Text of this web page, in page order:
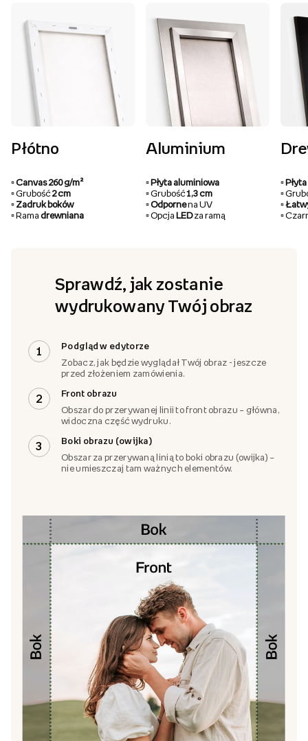
Płótno
▫️ Canvas 260 g/m²
▫️ Grubość 2 cm
▫️ Zadruk boków
▫️ Rama drewniana
Aluminium
▫️ Płyta aluminiowa
▫️ Grubość1,3 cm
▫️ Odpornena UV
▫️ Opcja LEDza ramą
▫️
▫️
▫️
▫️
Sprawdź, jak zostanie
wydrukowany Twój obraz
1
Podgląd w edytorze
Zobacz, jak będzie wyglądał Twój obraz - jeszcze
przed złożeniem zamówienia.
2
Front obrazu
Obszar do przerywanej linii to front obrazu – główna,
widoczna część wydruku.
3
Boki obrazu (owijka)
Obszar za przerywaną linią to boki obrazu (owijka) –
nie umieszczaj tam ważnych elementów.